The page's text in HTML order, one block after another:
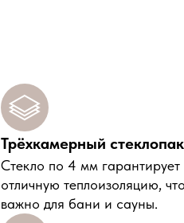
Трёхкамерный
Cтекло по 4 мм гарантирует
отличную теплоизоляцию,
важно для бани и сауны.